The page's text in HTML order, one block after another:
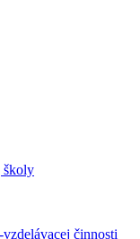
školy
činnosti